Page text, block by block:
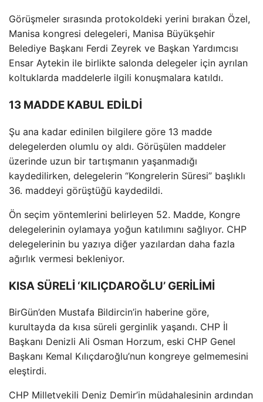
Görüşmeler sırasında protokoldeki yerini bırakan Özel,
Manisa kongresi delegeleri, Manisa Büyükşehir
Belediye Başkanı Ferdi Zeyrek ve Başkan Yardımcısı
Ensar Aytekin ile birlikte salonda delegeler için ayrılan
koltuklarda maddelerle ilgili konuşmalara katıldı.
13 MADDE KABUL EDİLDİ
Şu ana kadar edinilen bilgilere göre 13 madde
delegelerden olumlu oy aldı. Görüşülen maddeler
üzerinde uzun bir tartışmanın yaşanmadığı
kaydedilirken, delegelerin “Kongrelerin Süresi” başlıklı
36. maddeyi görüştüğü kaydedildi.
Ön seçim yöntemlerini belirleyen 52. Madde, Kongre
delegelerinin oylamaya yoğun katılımını sağlıyor. CHP
delegelerinin bu yazıya diğer yazılardan daha fazla
ağırlık vermesi bekleniyor.
KISA SÜRELİ ‘KILIÇDAROĞLU’ GERİLİMİ
BirGün’den Mustafa Bildircin’in haberine göre,
kurultayda da kısa süreli gerginlik yaşandı. CHP İl
Başkanı Denizli Ali Osman Horzum, eski CHP Genel
Başkanı Kemal Kılıçdaroğlu’nun kongreye gelmemesini
eleştirdi.
CHP Milletvekili Deniz Demir’in müdahalesinin ardından